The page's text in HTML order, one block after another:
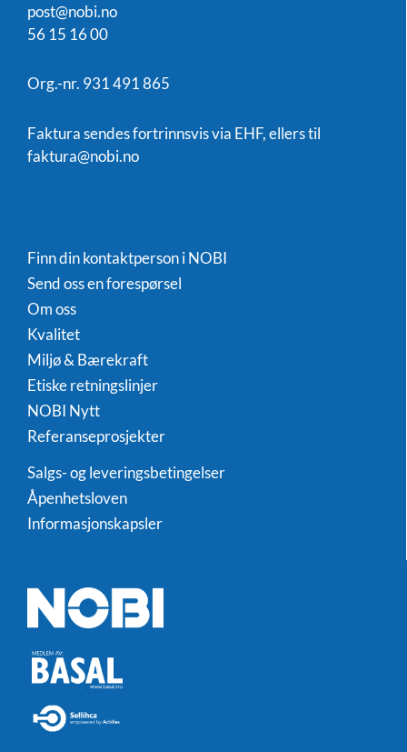
post@nobi.no
56 15 16 00
Org.-nr. 931 491 865
Faktura sendes fortrinnsvis via EHF, ellers til
faktura@nobi.no
Finn din kontaktperson i NOBI
Send oss en forespørsel
Om oss
Kvalitet
Miljø & Bærekraft
Etiske retningslinjer
NOBI Nytt
Referanseprosjekter
Salgs- og leveringsbetingelser
Åpenhetsloven
Informasjonskapsler